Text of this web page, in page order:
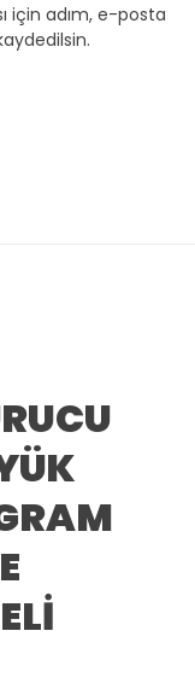
için adım, e-posta